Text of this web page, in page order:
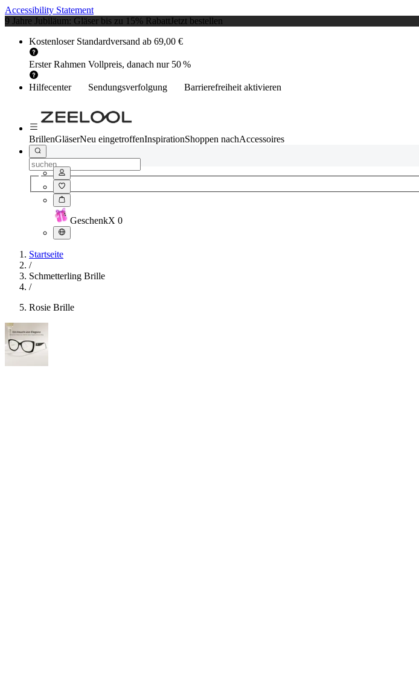
Accessibility Statement
9 Jahre Jubiläum: Gläser bis zu 15% RabattJetzt bestellen
Kostenloser Standardversand ab 69,00 €
Erster Rahmen Vollpreis, danach nur 50 %
Hilfecenter Sendungsverfolgung Barrierefreiheit aktivieren
BrillenGläserNeu eingetroffenInspirationShoppen nachAccessoires
GeschenkX 0
Startseite
/
Schmetterling Brille
/
Rosie Brille